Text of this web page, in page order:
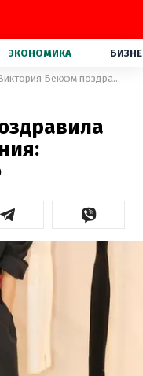
ЭКОНОМИКА
Виктория Бекхэм поздравила маму с днем рождения: трогательное фото